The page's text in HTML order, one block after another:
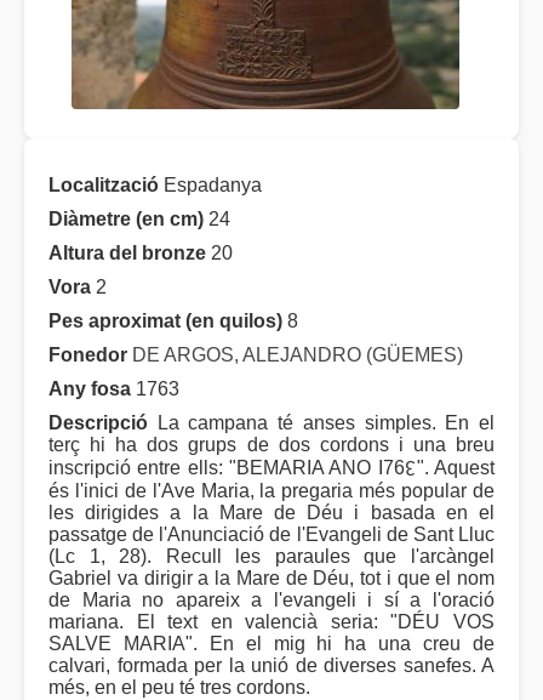
Localització Espadanya
Diàmetre (en cm) 24
Altura del bronze 20
Vora 2
Pes aproximat (en quilos) 8
Fonedor DE ARGOS, ALEJANDRO (GÜEMES)
Any fosa 1763
Descripció La campana té anses simples. En el
terç hi ha dos grups de dos cordons i una breu
inscripció entre ells: "BEMARIA ANO I76↋". Aquest
és l'inici de l'Ave Maria, la pregaria més popular de
les dirigides a la Mare de Déu i basada en el
passatge de l'Anunciació de l'Evangeli de Sant Lluc
(Lc 1, 28). Recull les paraules que l'arcàngel
Gabriel va dirigir a la Mare de Déu, tot i que el nom
de Maria no apareix a l'evangeli i sí a l'oració
mariana. El text en valencià seria: "DÉU VOS
SALVE MARIA". En el mig hi ha una creu de
calvari, formada per la unió de diverses sanefes. A
més, en el peu té tres cordons.